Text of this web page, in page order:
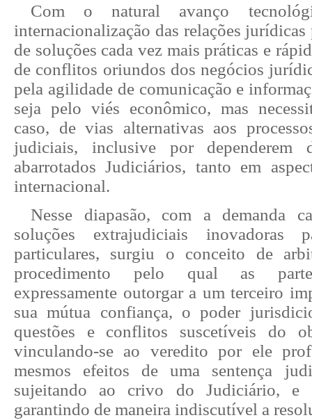
Com o natural avanço
internacionalização das relações jurídicas
de soluções cada vez mais práticas e
de conflitos oriundos dos negócios
pela agilidade de comunicação e
seja pelo viés econômico, mas
caso, de vias alternativas aos
judiciais, inclusive por dependerem
abarrotados Judiciários, tanto em
internacional.
Nesse diapasão, com a demanda
soluções extrajudiciais inovadoras
particulares, surgiu o conceito de
procedimento pelo qual as
expressamente outorgar a um terceiro
sua mútua confiança, o poder
questões e conflitos suscetíveis do
vinculando-se ao veredito por ele
mesmos efeitos de uma sentença
sujeitando ao crivo do Judiciário, e
garantindo de maneira indiscutível a